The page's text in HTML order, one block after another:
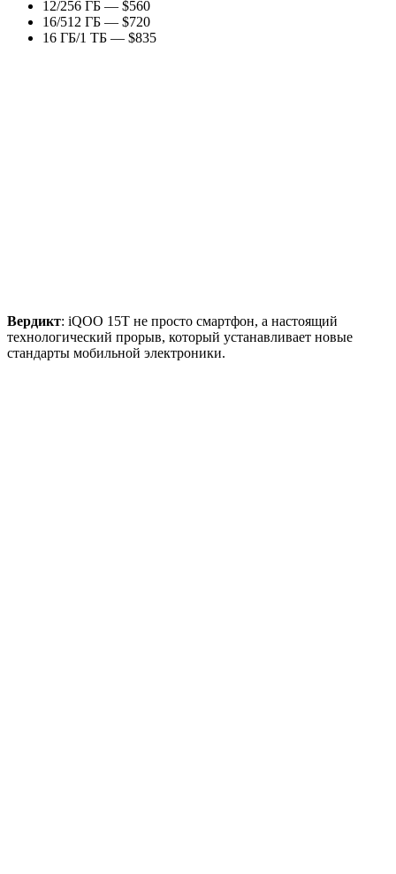
12/256 ГБ — $560
16/512 ГБ — $720
16 ГБ/1 ТБ — $835
Вердикт: iQOO 15T не просто смартфон, а настоящий
технологический прорыв, который устанавливает новые
стандарты мобильной электроники.